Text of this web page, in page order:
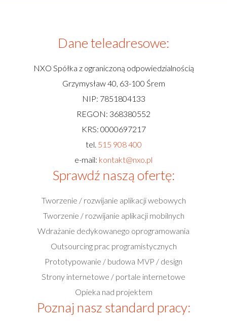
Dane teleadresowe:
NXO Spółka z ograniczoną odpowiedzialnością
Grzymysław 40, 63-100 Śrem
NIP: 7851804133
REGON: 368380552
KRS: 0000697217
tel. 515 908 400
e-mail: kontakt@nxo.pl
Sprawdź naszą ofertę:
Tworzenie / rozwijanie aplikacji webowych
Tworzenie / rozwijanie aplikacji mobilnych
Wdrażanie dedykowanego oprogramowania
Outsourcing prac programistycznych
Prototypowanie / budowa MVP / design
Strony internetowe / portale internetowe
Opieka nad projektem
Poznaj nasz standard pracy: